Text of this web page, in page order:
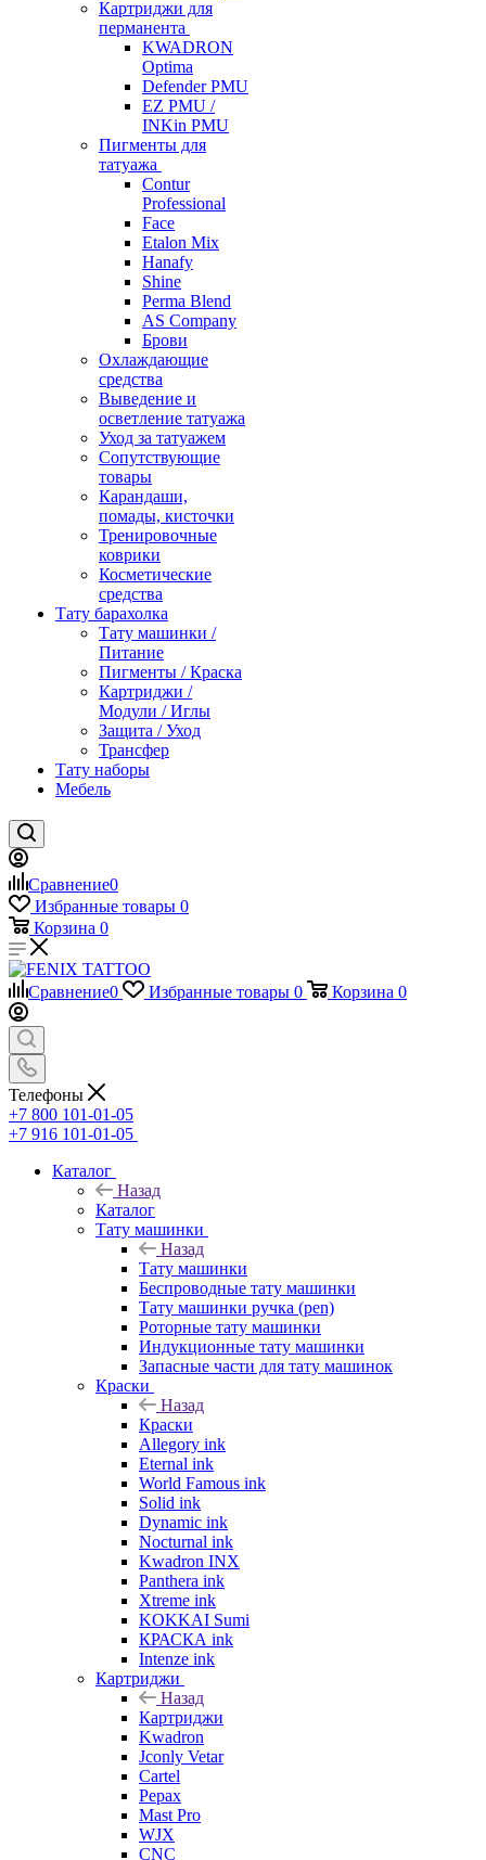
Картриджи для
перманента
KWADRON
Optima
Defender PMU
EZ PMU /
INKin PMU
Пигменты для
татуажа
Contur
Professional
Face
Etalon Mix
Hanafy
Shine
Perma Blend
AS Company
Брови
Охлаждающие
средства
Выведение и
осветление татуажа
Уход за татуажем
Сопутствующие
товары
Карандаши,
помады, кисточки
Тренировочные
коврики
Косметические
средства
Тату барахолка
Тату машинки /
Питание
Пигменты / Краска
Картриджи /
Модули / Иглы
Защита / Уход
Трансфер
Тату наборы
Мебель
Сравнение0
Избранные товары 0
Корзина 0
Сравнение0 Избранные товары 0 Корзина 0
Телефоны
+7 800 101-01-05
+7 916 101-01-05
Каталог
Назад
Каталог
Тату машинки
Назад
Тату машинки
Беспроводные тату машинки
Тату машинки ручка (pen)
Роторные тату машинки
Индукционные тату машинки
Запасные части для тату машинок
Краски
Назад
Краски
Allegory ink
Eternal ink
World Famous ink
Solid ink
Dynamic ink
Nocturnal ink
Kwadron INX
Panthera ink
Xtreme ink
KOKKAI Sumi
КРАСКА ink
Intenze ink
Картриджи
Назад
Картриджи
Kwadron
Jconly Vetar
Cartel
Pepax
Mast Pro
WJX
CNC